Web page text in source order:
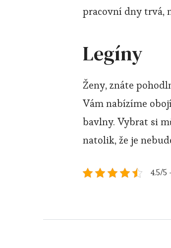
pracovní dny trvá,
Legíny
Ženy, znáte
Vám nabízíme
bavlny. Vybrat si
natolik, že je
4.5/5